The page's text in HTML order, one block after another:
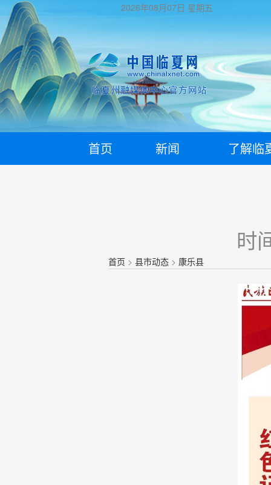
2026年08月07日 星期五
首页 新闻 了解临
时
首页 >县市动态 > 康乐县